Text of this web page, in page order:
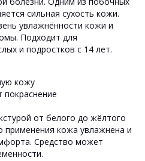
сильная сухость кожи.
увлажнённости кожи и
Подходит для
и подростков с 14 лет.
кожу
покраснение
от белого до жёлтого
применения кожа увлажнена и
Средство может